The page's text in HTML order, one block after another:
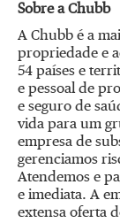
Sobre a Chubb
A Chubb é a
propriedade e
54 países e
e pessoal de
e seguro de
vida para um
empresa de
gerenciamos
Atendemos e
e imediata. A
extensa oferta